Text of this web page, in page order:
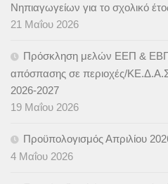
Νηπιαγωγείων για το σχολικό
21 Μαΐου 2026
Πρόσκληση μελών ΕΕΠ & ΕΒΠ
απόσπασης σε περιοχές/
2026-2027
19 Μαΐου 2026
Προϋπολογισμός Απριλίου
4 Μαΐου 2026